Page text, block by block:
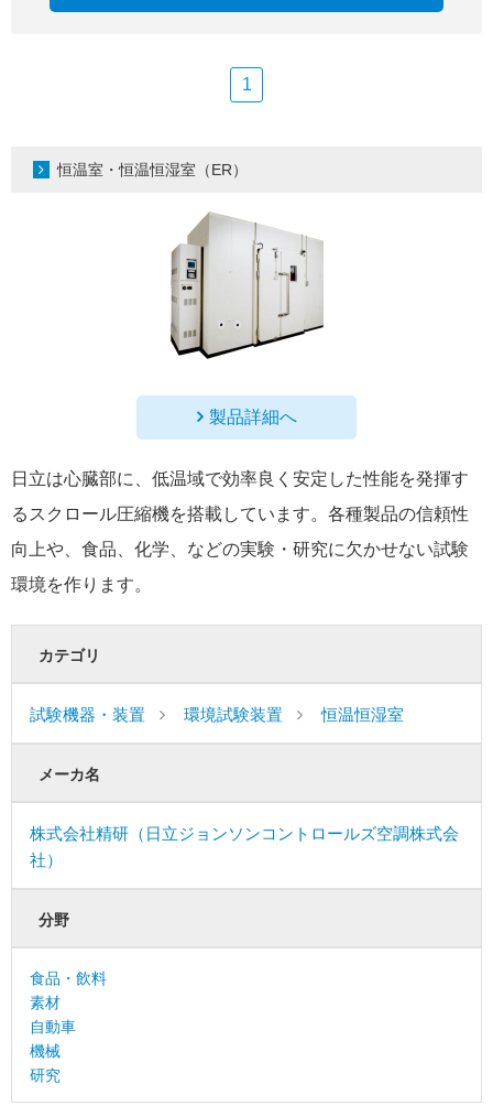
1
恒温室・恒温恒湿室（ER）
製品詳細へ
日立は心臓部に、低温域で効率良く安定した性能を発揮す
るスクロール圧縮機を搭載しています。各種製品の信頼性
向上や、食品、化学、などの実験・研究に欠かせない試験
環境を作ります。
カテゴリ
試験機器・装置 環境試験装置 恒温恒湿室
メーカ名
株式会社精研（日立ジョンソンコントロールズ空調株式会
社）
分野
食品・飲料
素材
自動車
機械
研究